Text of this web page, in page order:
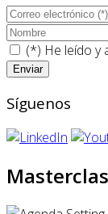
(*) He leído y
Síguenos